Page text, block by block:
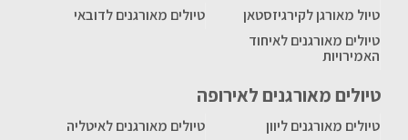
טיול מאורגן לקירגיזסטאן
טיולים מאורגנים לדובאי
טיולים מאורגנים לאיחוד
האמירויות
טיולים מאורגנים לאירופה
טיולים מאורגנים ליוון
טיולים מאורגנים לאיטליה